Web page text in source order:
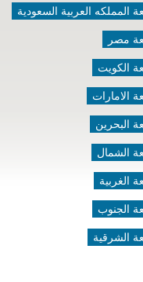
المملكه العربية السعودية
مصر
الكويت
الامارات
البحرين
الشمال
الغربية
الجنوب
الشرقية